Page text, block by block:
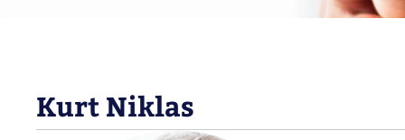
Kurt Niklas